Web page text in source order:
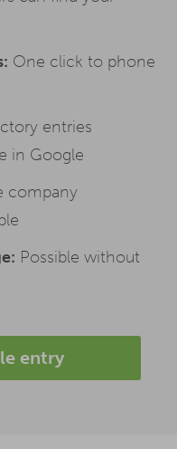
One click to phone
entries
in Google
company
Possible without
entry